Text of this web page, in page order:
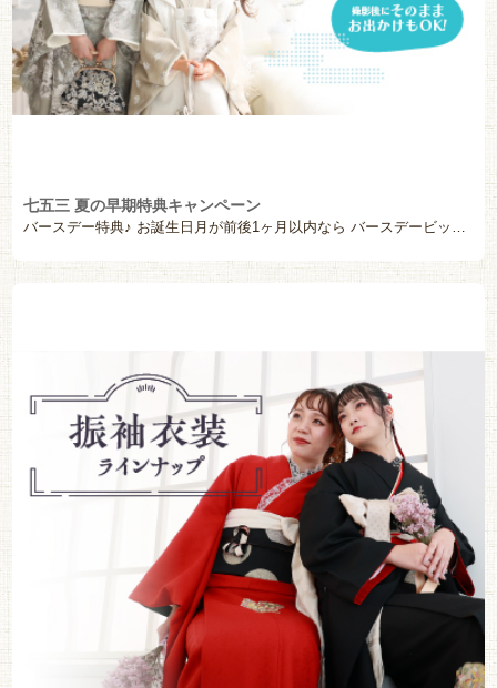
七五三 夏の早期特典キャンペーン
バースデー特典♪ お誕生日月が前後1ヶ月以内なら バースデービックポスタープレゼント！ ※33,00 […]